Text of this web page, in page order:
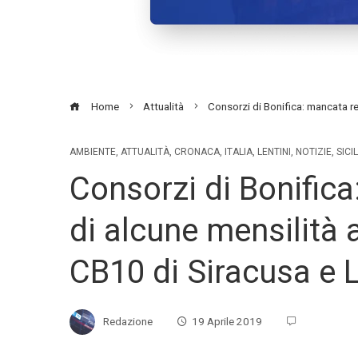
Home Attualità Consorzi di Bonifica: mancata
AMBIENTE, ATTUALITÀ, CRONACA, ITALIA, LENTINI , NOTIZIE,
Consorzi di
di alcune mensilità
CB10 di Siracusa e
Redazione 19 Aprile 2019